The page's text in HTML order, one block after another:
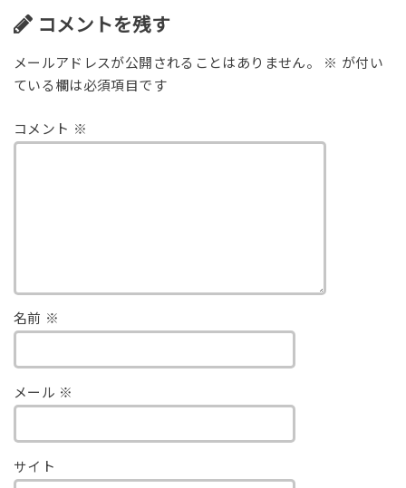
コメントを残す
メールアドレスが公開されることはありません。 ※ が付い
ている欄は必須項目です
コメント ※
名前 ※
メール ※
サイト